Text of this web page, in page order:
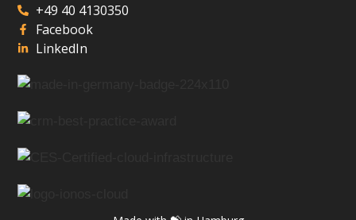
+49 40 4130350
Facebook
LinkedIn